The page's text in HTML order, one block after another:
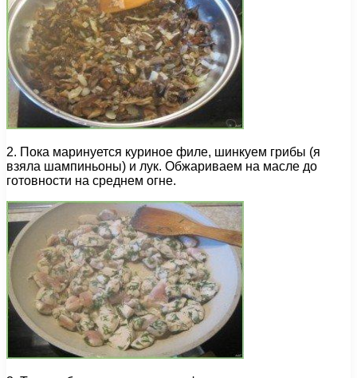
2. Пока маринуется куриное филе, шинкуем грибы (я
взяла шампиньоны) и лук. Обжариваем на масле до
готовности на среднем огне.